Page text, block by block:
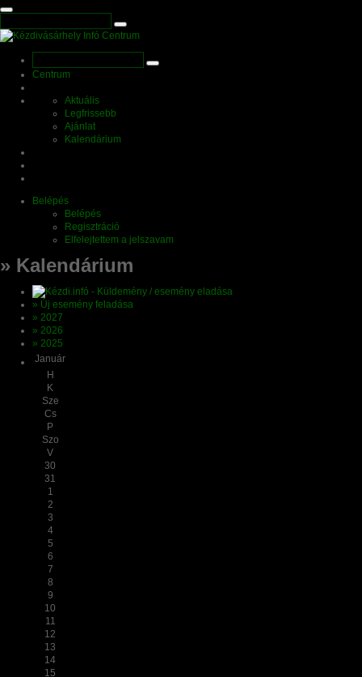
Centrum
Aktuális
Legfrissebb
Ajánlat
Kalendárium
Belépés
Belépés
Regisztráció
Elfelejtettem a jelszavam
» Kalendárium
» Új esemény feladása
» 2027
» 2026
» 2025
Január
H
K
Sze
Cs
P
Szo
V
30
31
1
2
3
4
5
6
7
8
9
10
11
12
13
14
15